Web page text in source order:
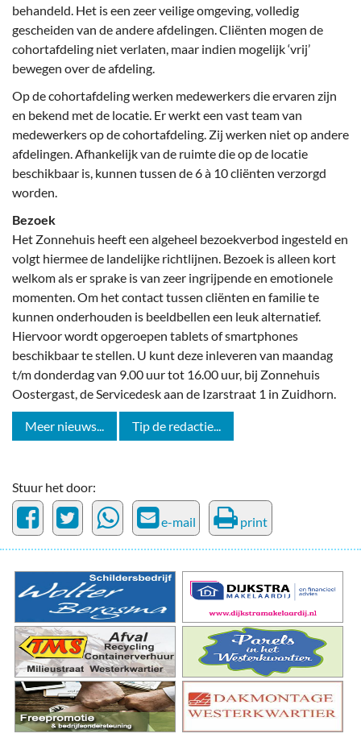
behandeld. Het is een zeer veilige omgeving, volledig
gescheiden van de andere afdelingen. Cliënten mogen de
cohortafdeling niet verlaten, maar indien mogelijk ‘vrij’
bewegen over de afdeling.
Op de cohortafdeling werken medewerkers die ervaren zijn
en bekend met de locatie. Er werkt een vast team van
medewerkers op de cohortafdeling. Zij werken niet op andere
afdelingen. Afhankelijk van de ruimte die op de locatie
beschikbaar is, kunnen tussen de 6 à 10 cliënten verzorgd
worden.
Bezoek
Het Zonnehuis heeft een algeheel bezoekverbod ingesteld en
volgt hiermee de landelijke richtlijnen. Bezoek is alleen kort
welkom als er sprake is van zeer ingrijpende en emotionele
momenten. Om het contact tussen cliënten en familie te
kunnen onderhouden is beeldbellen een leuk alternatief.
Hiervoor wordt opgeroepen tablets of smartphones
beschikbaar te stellen. U kunt deze inleveren van maandag
t/m donderdag van 9.00 uur tot 16.00 uur, bij Zonnehuis
Oostergast, de Servicedesk aan de Izarstraat 1 in Zuidhorn.
Meer nieuws... Tip de redactie...
Stuur het door:
e-mail print